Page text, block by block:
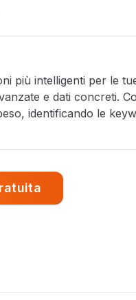
più intelligenti per le
e dati concreti.
identificando le